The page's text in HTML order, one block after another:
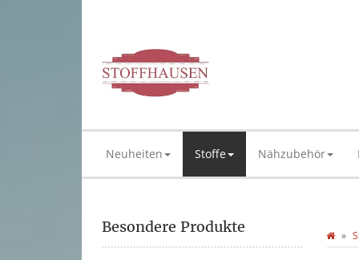
Neuheiten Stoffe Nähzubehör
Besondere Produkte